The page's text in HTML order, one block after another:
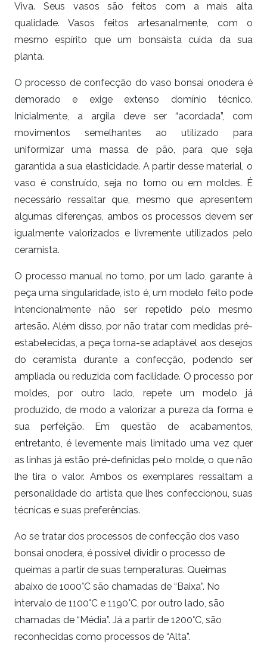
Viva. Seus vasos são feitos com a mais alta
qualidade. Vasos feitos artesanalmente, com o
mesmo espírito que um bonsaista cuida da sua
planta.
O processo de confecção do vaso bonsai onodera é
demorado e exige extenso domínio técnico.
Inicialmente, a argila deve ser “acordada”, com
movimentos semelhantes ao utilizado para
uniformizar uma massa de pão, para que seja
garantida a sua elasticidade. A partir desse material, o
vaso é construído, seja no torno ou em moldes. É
necessário ressaltar que, mesmo que apresentem
algumas diferenças, ambos os processos devem ser
igualmente valorizados e livremente utilizados pelo
ceramista.
O processo manual no torno, por um lado, garante à
peça uma singularidade, isto é, um modelo feito pode
intencionalmente não ser repetido pelo mesmo
artesão. Além disso, por não tratar com medidas pré-
estabelecidas, a peça torna-se adaptável aos desejos
do ceramista durante a confecção, podendo ser
ampliada ou reduzida com facilidade. O processo por
moldes, por outro lado, repete um modelo já
produzido, de modo a valorizar a pureza da forma e
sua perfeição. Em questão de acabamentos,
entretanto, é levemente mais limitado uma vez quer
as linhas já estão pré-definidas pelo molde, o que não
lhe tira o valor. Ambos os exemplares ressaltam a
personalidade do artista que lhes confeccionou, suas
técnicas e suas preferências.
Ao se tratar dos processos de confecção dos vaso
bonsai onodera, é possível dividir o processo de
queimas a partir de suas temperaturas. Queimas
abaixo de 1000°C são chamadas de “Baixa”. No
intervalo de 1100°C e 1190°C, por outro lado, são
chamadas de “Média”. Já a partir de 1200°C, são
reconhecidas como processos de “Alta”.